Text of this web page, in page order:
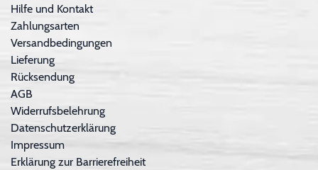
Hilfe und Kontakt
Zahlungsarten
Versandbedingungen
Lieferung
Rücksendung
AGB
Widerrufsbelehrung
Datenschutzerklärung
Impressum
Erklärung zur Barrierefreiheit